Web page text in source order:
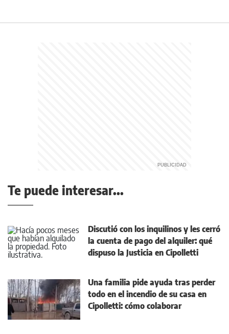
Te puede interesar...
Discutió con los inquilinos y les cerró
la cuenta de pago del alquiler: qué
dispuso la Justicia en Cipolletti
Una familia pide ayuda tras perder
todo en el incendio de su casa en
Cipolletti: cómo colaborar